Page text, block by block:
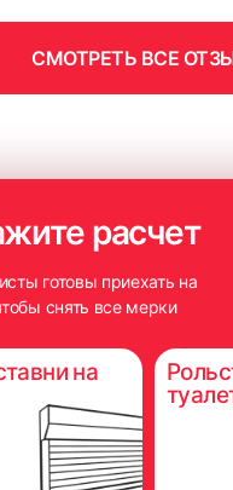
СМОТРЕТЬ ВСЕ
расчет
готовы приехать на
снять все мерки
на